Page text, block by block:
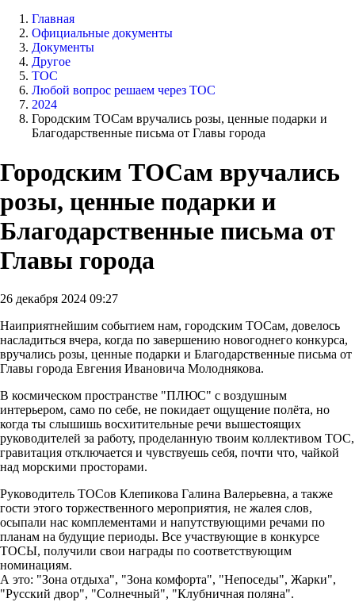
Главная
Официальные документы
Документы
Другое
ТОС
Любой вопрос решаем через ТОС
2024
Городским ТОСам вручались розы, ценные подарки и
Благодарственные письма от Главы города
Городским ТОСам вручались
розы, ценные подарки и
Благодарственные письма от
Главы города
26 декабря 2024 09:27
Наиприятнейшим событием нам, городским ТОСам, довелось
насладиться вчера, когда по завершению новогоднего конкурса,
вручались розы, ценные подарки и Благодарственные письма от
Главы города Евгения Ивановича Молоднякова.
В космическом пространстве "ПЛЮС" с воздушным
интерьером, само по себе, не покидает ощущение полёта, но
когда ты слышишь восхитительные речи вышестоящих
руководителей за работу, проделанную твоим коллективом ТОС,
гравитация отключается и чувствуешь себя, почти что, чайкой
над морскими просторами.
Руководитель ТОСов Клепикова Галина Валерьевна, а также
гости этого торжественного мероприятия, не жалея слов,
осыпали нас комплементами и напутствующими речами по
планам на будущие периоды. Все участвующие в конкурсе
ТОСЫ, получили свои награды по соответствующим
номинациям.
А это: "Зона отдыха", "Зона комфорта", "Непоседы", Жарки",
"Русский двор", "Солнечный", "Клубничная поляна".